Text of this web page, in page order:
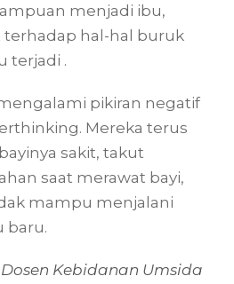
menjadi ibu,
terhadap hal-hal buruk
terjadi .
pikiran negatif
Mereka terus
sakit, takut
saat merawat bayi,
mampu menjalani
baru.
Dosen Kebidanan Umsida